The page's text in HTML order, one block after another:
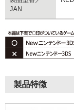
JAN
製品特徴